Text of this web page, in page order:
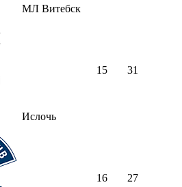
МЛ Витебск
Ислочь
15 31
16 27